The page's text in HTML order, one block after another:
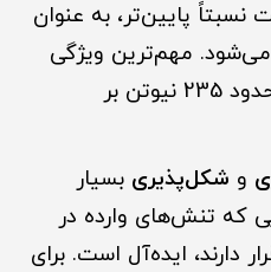
پایین‌تر، به عنوان
مهم‌ترین ویژگی
پایین‌تر (حدود 235 نیوتن بر
و شکل‌پذیری بسیار
که تنش‌های وارده در
دارند، ایده‌آل است. برای